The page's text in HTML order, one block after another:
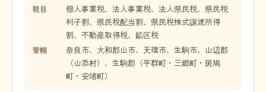
税目
個人事業税、法人事業税、法人県民税、県民税
利子割、県民税配当割、県民税株式譲渡所得
割、不動産取得税、鉱区税
管轄
奈良市、大和郡山市、天理市、生駒市、山辺郡
（山添村）、生駒郡（平群町・三郷町・斑鳩
町・安堵町）